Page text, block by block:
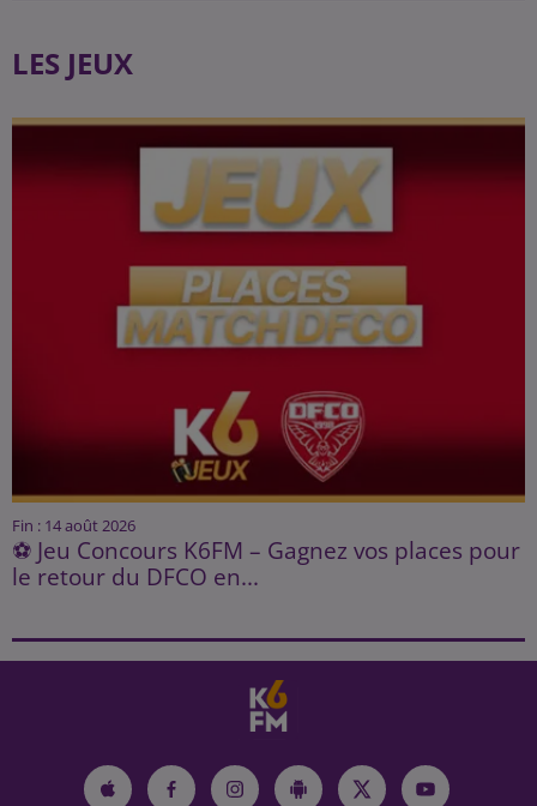
LES JEUX
Fin : 14 août 2026
⚽ Jeu Concours K6FM – Gagnez vos places pour
le retour du DFCO en...